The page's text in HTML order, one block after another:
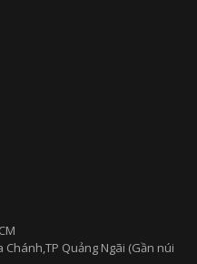
Quảng Ngãi (Gần núi